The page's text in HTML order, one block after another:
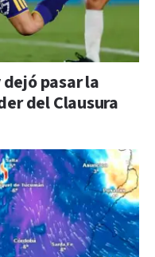
pasar la
del Clausura